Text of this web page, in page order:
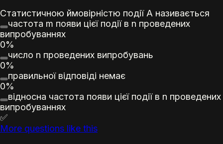
Статистичною ймовірністю події A називається
частота m появи цієї події в n проведених
випробуваннях
0%
число n проведених випробувань
0%
правильної відповіді немає
0%
відносна частота появи цієї події в n проведених
випробуваннях
✅
More questions like this